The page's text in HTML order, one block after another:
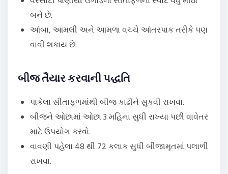
બને છે.
આંબા, આમલી અને આમળા વચ્ચે આંતરપાક તરીકે પણ
વાવી શકાય છે.
બીજ તૈયાર કરવાની પદ્ધતિ
પાકેલા સીતાફળમાંથી બીજ કાઢીને સુકવી રાખવા.
બીજને ઓછામાં ઓછા 3 મહિના સુધી રાખ્યા પછી વાવેતર
માટે ઉપયોગ કરવો.
વાવણી પહેલા 48 થી 72 કલાક સુધી બીજામૃતમાં પલાળી
રાખવા.